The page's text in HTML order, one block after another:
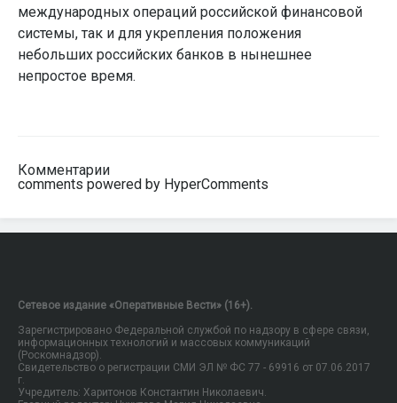
международных операций российской финансовой
системы, так и для укрепления положения
небольших российских банков в нынешнее
непростое время.
Комментарии
comments powered by HyperComments
Сетевое издание «Оперативные Вести» (16+).
Зарегистрировано Федеральной службой по надзору в сфере связи,
информационных технологий и массовых коммуникаций
(Роскомнадзор).
Свидетельство о регистрации СМИ ЭЛ № ФС 77 - 69916 от 07.06.2017
г.
Учредитель: Харитонов Константин Николаевич.